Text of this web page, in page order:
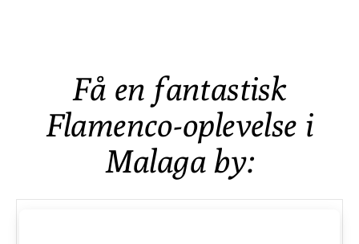
Få en fantastisk
Flamenco-oplevelse i
Malaga by: